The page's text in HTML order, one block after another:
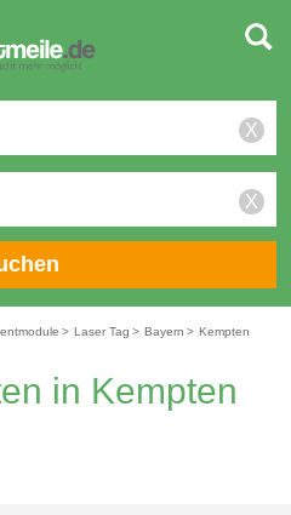
X
X
> Laser Tag > Bayern > Kempten
in Kempten